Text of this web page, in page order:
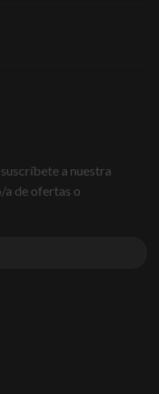
a nuestra
a de ofertas o